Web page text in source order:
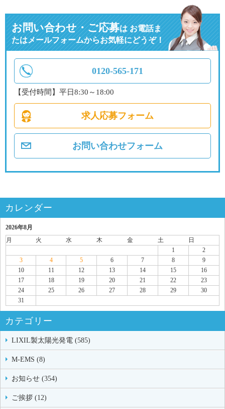
お問い合わせ・ご応募はお電話ま
たはメールフォームからお気軽にどうぞ！
0120-565-171
【受付時間】平日8:30～18:00
求人応募フォーム
お問い合わせフォーム
カレンダー
2026年8月
月
火 水 木 金 土
日
1
2
3
4 5 6 7 8
9
10
11 12 13 14 15
16
17
18 19 20 21 22
23
24
25 26 27 28 29
30
31
カテゴリー
LIXIL製太陽光発電 (585)
M-EMS (8)
お知らせ (354)
ご挨拶 (12)